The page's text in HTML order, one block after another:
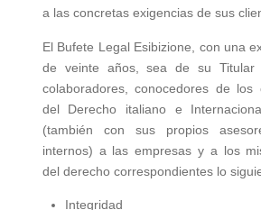
a las concretas exigencias de sus
El Bufete Legal Esibizione, con una
de veinte años, sea de su
colaboradores, conocedores de los
del Derecho italiano e
(también con sus propios
internos) a las empresas y a los
del derecho correspondientes lo
Integridad